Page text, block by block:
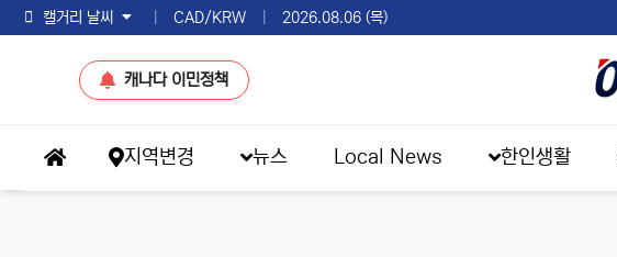
토론토 날씨 CAD/KRW 2026.08.06 (목)
캐나다 이민정책
지역변경 뉴스 Local News 한인생활
홈으로